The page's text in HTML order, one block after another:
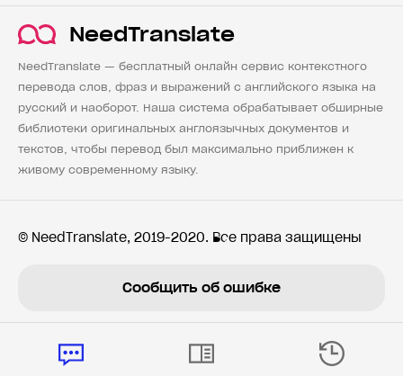
NeedTranslate
NeedTranslate — бесплатный онлайн сервис контекстного
перевода слов, фраз и выражений с английского языка на
русский и наоборот. Наша система обрабатывает обширные
библиотеки оригинальных англоязычных документов и
текстов, чтобы перевод был максимально приближен к
живому современному языку.
© NeedTranslate, 2019-2020. Все права защищены
Сообщить об ошибке